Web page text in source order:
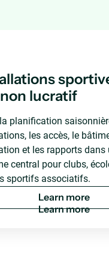
lucratif
planification
les accès, le
et les rapports dans
central pour clubs,
sportifs associatifs.
Learn more